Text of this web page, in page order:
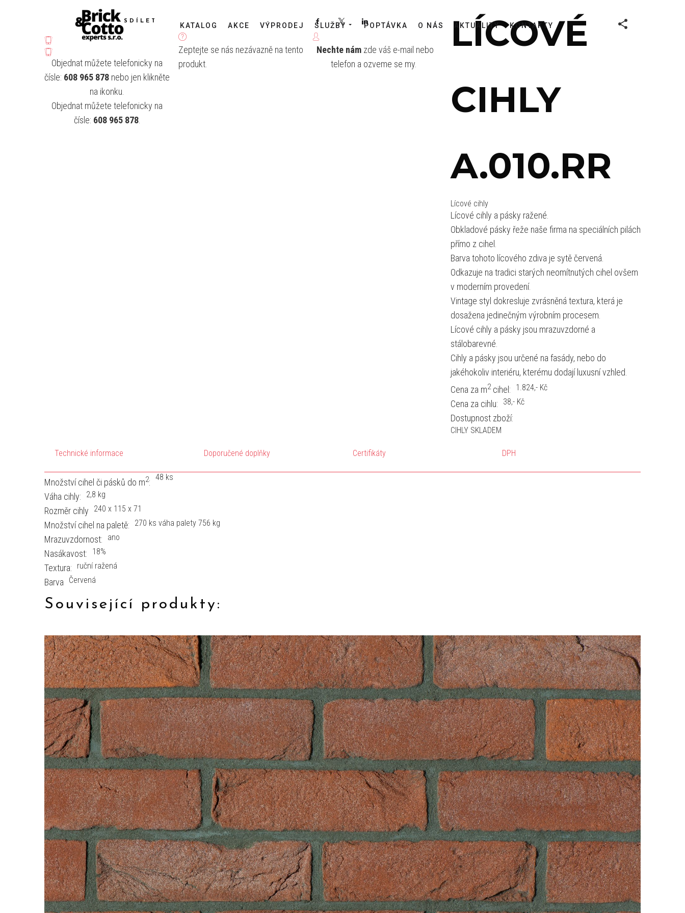
KATALOG AKCE VÝPRODEJ SLUŽBY POPTÁVKA O NÁS AKTUALITY KONTAKTY
SDÍLET Facebook LinkedIn
Objednat můžete telefonicky na
čísle: 608 965 878 nebo jen klikněte
na ikonku.
Objednat můžete telefonicky na
čísle: 608 965 878.
Zeptejte se nás nezávazně na tento
produkt.
Nechte námzde váš e-mail nebo
telefon a ozveme se my.
LÍCOVÉ
CIHLY
A.010.RR
Lícové cihly
Lícové cihly a pásky ražené.
Obkladové pásky řeže naše firma na speciálních pilách
přímo z cihel.
Barva tohoto lícového zdiva je sytě červená.
Odkazuje na tradici starých neomítnutých cihel ovšem
v moderním provedení.
Vintage styl dokresluje zvrásněná textura, která je
dosažena jedinečným výrobním procesem.
Lícové cihly a pásky jsou mrazuvzdorné a
stálobarevné.
Cihly a pásky jsou určené na fasády, nebo do
jakéhokoliv interiéru, kterému dodají luxusní vzhled.
Cena za m2cihel: ,- Kč
1.824
Cena za cihlu: ,- Kč
38
Dostupnost zboží:
CIHLY SKLADEM
Technické informace Doporučené doplňky Certifikáty DPH
Množství cihel či pásků do m2: 48 ks
Váha cihly: 2,8 kg
Rozměr cihly 240 x 115 x 71
Množství cihel na paletě: 270 ks váha palety 756 kg
Mrazuvzdornost: ano
Nasákavost: 18%
Textura: ruční ražená
Barva Červená
Související produkty: